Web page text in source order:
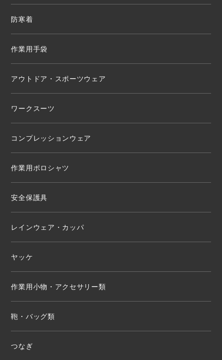
防寒着
作業用手袋
アウトドア・スポーツウェア
ワークスーツ
コンプレッションウェア
作業用ポロシャツ
安全保護具
レインウェア・カッパ
ヤッケ
作業用小物・アクセサリー類
鞄・バッグ類
つなぎ